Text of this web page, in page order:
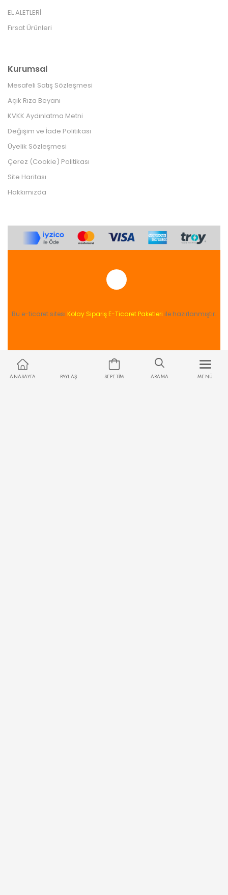
EL ALETLERİ
Fırsat Ürünleri
Kurumsal
Mesafeli Satış Sözleşmesi
Açık Rıza Beyanı
KVKK Aydınlatma Metni
Değişim ve İade Politikası
Üyelik Sözleşmesi
Çerez (Cookie) Politikası
Site Haritası
Hakkımızda
Bu e-ticaret sitesi Kolay Sipariş E-Ticaret Paketleri ile hazırlanmıştır.
ANASAYFA PAYLAŞ SEPETIM ARAMA MENÜ